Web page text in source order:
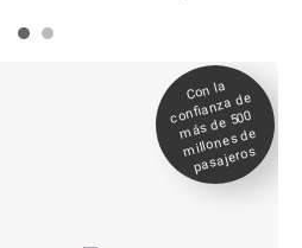
Con la
confianza de
más de 500
millones de
pasajeros